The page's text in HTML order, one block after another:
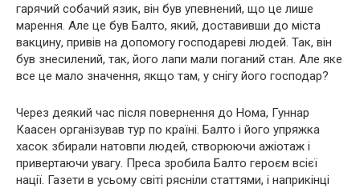
гарячий собачий язик, він був упевнений, що це лише
марення. Але це був Балто, який, доставивши до міста
вакцину, привів на допомогу господареві людей. Так, він
був знесилений, так, його лапи мали поганий стан. Але яке
все це мало значення, якщо там, у снігу його господар?
Через деякий час після повернення до Нома, Гуннар
Каасен організував тур по країні. Балто і його упряжка
хасок збирали натовпи людей, створюючи ажіотаж і
привертаючи увагу. Преса зробила Балто героєм всієї
нації. Газети в усьому світі рясніли статтями, і наприкінці